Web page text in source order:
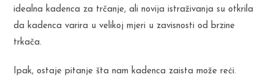
idealna kadenca za trčanje, ali novija istraživanja su otkrila
da kadenca varira u velikoj mjeri u zavisnosti od brzine
trkača.
Ipak, ostaje pitanje šta nam kadenca zaista može reći.